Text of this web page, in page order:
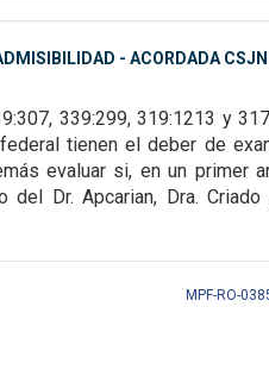
- ACORDADA
339:299, 319:1213 y
tienen el deber de
evaluar si, en un primer
Dr. Apcarian, Dra.
MPF-RO-